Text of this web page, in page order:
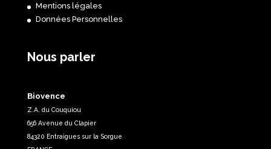
Mentions légales
Données Personnelles
Nous parler
Biovence
Z.A. du Couquiou
656 Avenue du Clapier
84320 Entraigues sur la Sorgue